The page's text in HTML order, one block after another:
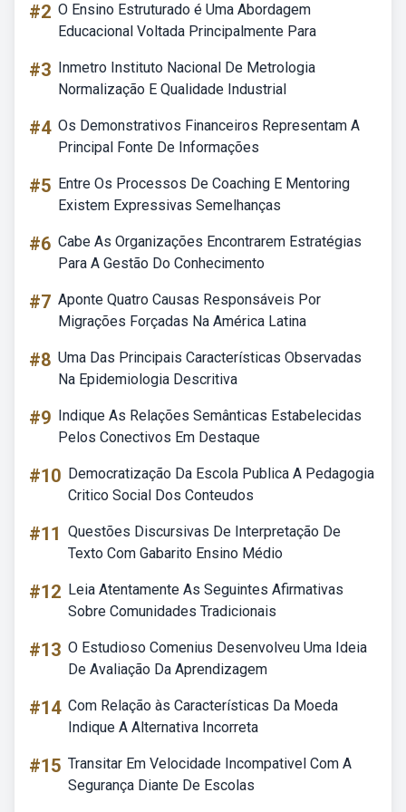
#2 O Ensino Estruturado é Uma Abordagem
Educacional Voltada Principalmente Para
#3 Inmetro Instituto Nacional De Metrologia
Normalização E Qualidade Industrial
#4 Os Demonstrativos Financeiros Representam A
Principal Fonte De Informações
#5 Entre Os Processos De Coaching E Mentoring
Existem Expressivas Semelhanças
#6 Cabe As Organizações Encontrarem Estratégias
Para A Gestão Do Conhecimento
#7 Aponte Quatro Causas Responsáveis Por
Migrações Forçadas Na América Latina
#8 Uma Das Principais Características Observadas
Na Epidemiologia Descritiva
#9 Indique As Relações Semânticas Estabelecidas
Pelos Conectivos Em Destaque
#10 Democratização Da Escola Publica A Pedagogia
Critico Social Dos Conteudos
#11 Questões Discursivas De Interpretação De
Texto Com Gabarito Ensino Médio
#12 Leia Atentamente As Seguintes Afirmativas
Sobre Comunidades Tradicionais
#13 O Estudioso Comenius Desenvolveu Uma Ideia
De Avaliação Da Aprendizagem
#14 Com Relação às Características Da Moeda
Indique A Alternativa Incorreta
#15 Transitar Em Velocidade Incompativel Com A
Segurança Diante De Escolas